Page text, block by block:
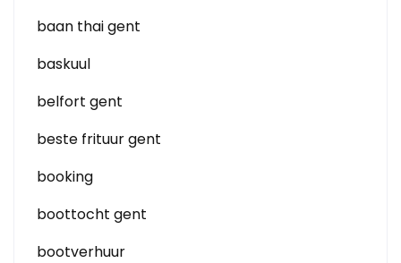
baan thai gent
baskuul
belfort gent
beste frituur gent
booking
boottocht gent
bootverhuur